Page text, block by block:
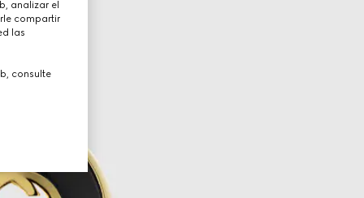
analizar el
compartir
las
consulte